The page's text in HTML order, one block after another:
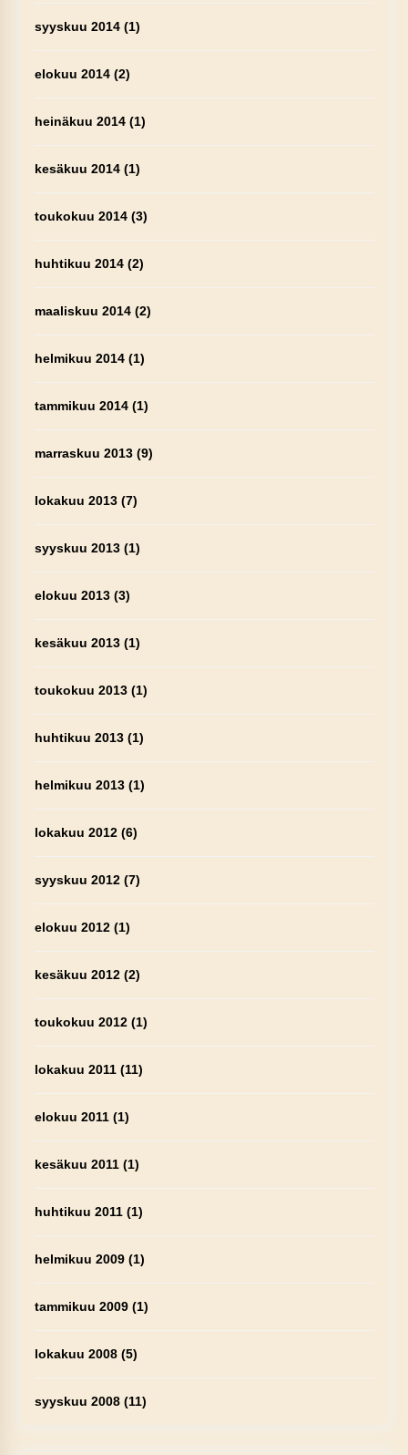
syyskuu 2014(1)
elokuu 2014(2)
heinäkuu 2014(1)
kesäkuu 2014(1)
toukokuu 2014(3)
huhtikuu 2014(2)
maaliskuu 2014(2)
helmikuu 2014(1)
tammikuu 2014(1)
marraskuu 2013(9)
lokakuu 2013(7)
syyskuu 2013(1)
elokuu 2013(3)
kesäkuu 2013(1)
toukokuu 2013(1)
huhtikuu 2013(1)
helmikuu 2013(1)
lokakuu 2012(6)
syyskuu 2012(7)
elokuu 2012(1)
kesäkuu 2012(2)
toukokuu 2012(1)
lokakuu 2011(11)
elokuu 2011(1)
kesäkuu 2011(1)
huhtikuu 2011(1)
helmikuu 2009(1)
tammikuu 2009(1)
lokakuu 2008(5)
syyskuu 2008(11)